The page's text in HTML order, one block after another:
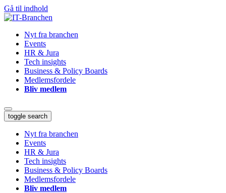
Gå til indhold
Nyt fra branchen
Events
HR & Jura
Tech insights
Business & Policy Boards
Medlemsfordele
Bliv medlem
toggle search
Nyt fra branchen
Events
HR & Jura
Tech insights
Business & Policy Boards
Medlemsfordele
Bliv medlem